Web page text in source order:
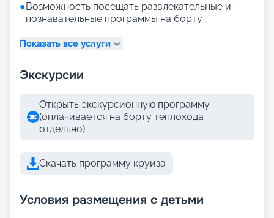
●Возможность посещать развлекательные и
познавательные программы на борту
Показать все услуги
Экскурсии
Открыть экскурсионную программу
(оплачивается на борту теплохода
отдельно)
Скачать программу круиза
Условия размещения с детьми